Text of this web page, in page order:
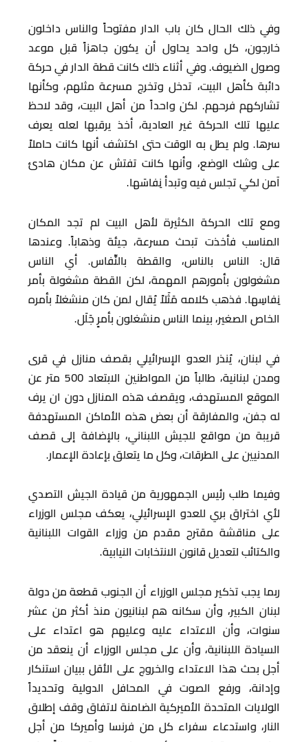
وفي ذلك الحال كان باب الدار مفتوحاً والناس داخلون
خارجون، كل واحد يحاول أن يكون جاهزاً قبل موعد
وصول الضيوف. وفي أثناء ذلك كانت قطة الدار في حركة
دائبة كأهل البيت، تدخل وتخرج مسرعة مثلهم، وكأنها
تشاركهم فرحهم. لكن واحداً من أهل البيت، وقد لاحظ
عليها تلك الحركة غير العادية، أخذ يرقبها لعله يعرف
سرها. ولم يطل به الوقت حتى اكتشف أنها كانت حاملاً
على وشك الوضع، وأنها كانت تفتش عن مكان هادئ
آمن لكي تجلس فيه وتبدأ نِفاسَها.
ومع تلك الحركة الكثيرة لأهل البيت لم تجد المكان
المناسب فأخذت تبحث مسرعة، جيئة وذهاباً. وعندها
قال: الناس بالناس، والقطة بالنِّفاس. أي الناس
مشغولون بأمورهم المهمة، لكن القطة مشغولة بأمر
نِفاسِها. فذهب كلامه مَثَلاً يُقال لمن كان منشغلاً بأمره
الخاص الصغير، بينما الناس منشغلون بأمرٍ جَلَل.
في لبنان، يُنذر العدو الإسرائيلي بقصف منازل في قرى
ومدن لبنانية، طالباً من المواطنين الابتعاد 500 متر عن
الموقع المستهدف، ويقصف هذه المنازل دون ان يرف
له جفن، والمفارقة أن بعض هذه الأماكن المستهدفة
قريبة من مواقع للجيش اللبناني، بالإضافة إلى قصف
المدنيين على الطرقات، وكل ما يتعلق بإعادة الإعمار.
وفيما طلب رئيس الجمهورية من قيادة الجيش التصدي
لأي اختراق بري للعدو الإسرائيلي، يعكف مجلس الوزراء
على مناقشة مقترح مقدم من وزراء القوات اللبنانية
والكتائب لتعديل قانون الانتخابات النيابية.
ربما يجب تذكير مجلس الوزراء أن الجنوب قطعة من دولة
لبنان الكبير، وأن سكانه هم لبنانيون منذ أكثر من عشر
سنوات، وأن الاعتداء عليه وعليهم هو اعتداء على
السيادة اللبنانية، وأن على مجلس الوزراء أن ينعقد من
أجل بحث هذا الاعتداء والخروج على الأقل ببيان استنكار
وإدانة، ورفع الصوت في المحافل الدولية وتحديداً
الولايات المتحدة الأميركية الضامنة لاتفاق وقف إطلاق
النار، واستدعاء سفراء كل من فرنسا وأميركا من أجل